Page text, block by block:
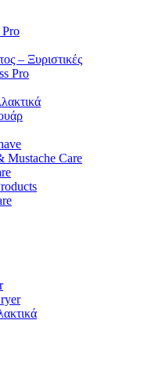
– Ξυριστικές
Pro
Mustache Care